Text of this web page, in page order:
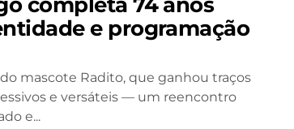
completa 74 anos
e programação
mascote Radito, que ganhou traços
e versáteis — um reencontro
e...